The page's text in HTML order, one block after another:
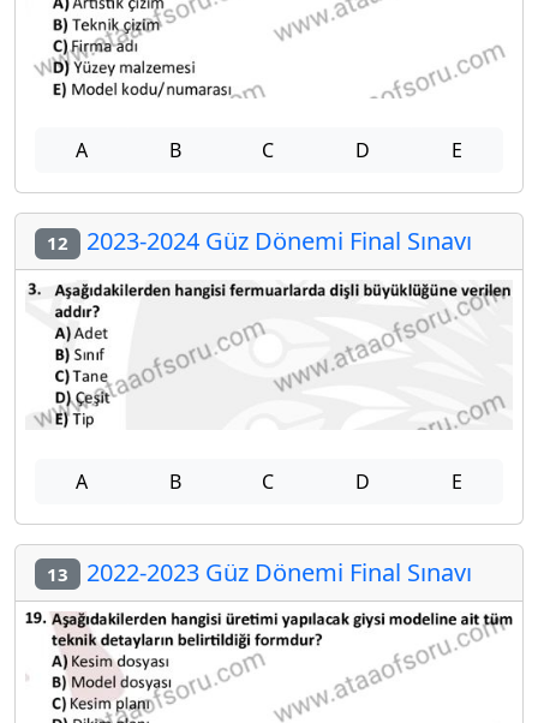
A B C D E
12 2023-2024 Güz Dönemi Final Sınavı
A B C D E
13 2022-2023 Güz Dönemi Final Sınavı